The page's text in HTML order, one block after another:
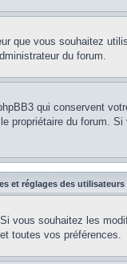
que vous souhaitez
du forum.
qui conservent
du forum.
et réglages des utilisateurs
souhaitez les
toutes vos préférences.